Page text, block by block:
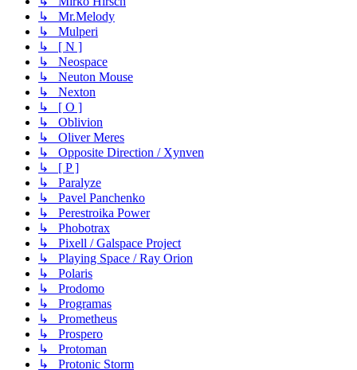
↳ Mr.Melody
↳ Mulperi
↳ [ N ]
↳ Neospace
↳ Neuton Mouse
↳ Nexton
↳ [ O ]
↳ Oblivion
↳ Oliver Meres
↳ Opposite Direction / Xynven
↳ [ P ]
↳ Paralyze
↳ Pavel Panchenko
↳ Perestroika Power
↳ Phobotrax
↳ Pixell / Galspace Project
↳ Playing Space / Ray Orion
↳ Polaris
↳ Prodomo
↳ Programas
↳ Prometheus
↳ Prospero
↳ Protoman
↳ Protonic Storm